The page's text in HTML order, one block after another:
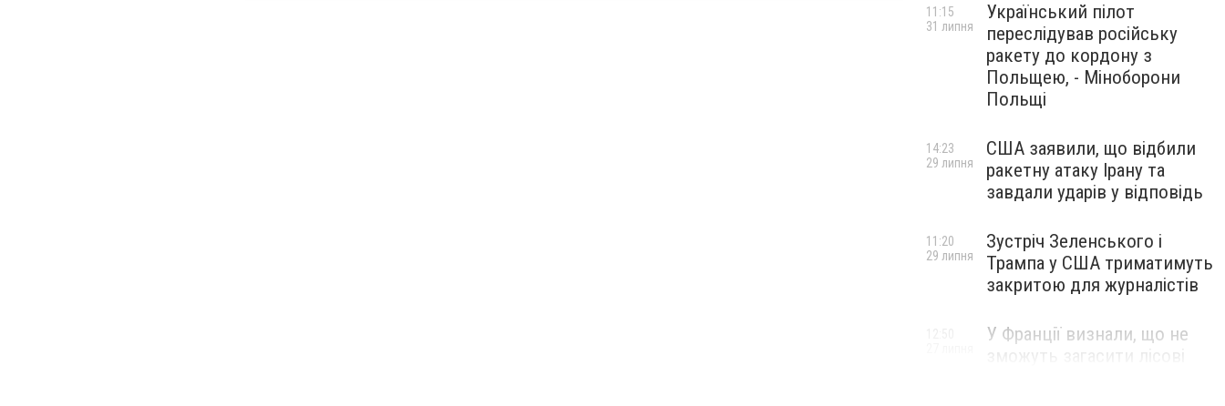
Український пілот
переслідував російську
ракету до кордону з
Польщею, - Міноборони
Польщі
11:15
31 липня
США заявили, що відбили
ракетну атаку Ірану та
завдали ударів у відповідь
14:23
29 липня
Зустріч Зеленського і
Трампа у США триматимуть
закритою для журналістів
11:20
29 липня
У Франції визнали, що не